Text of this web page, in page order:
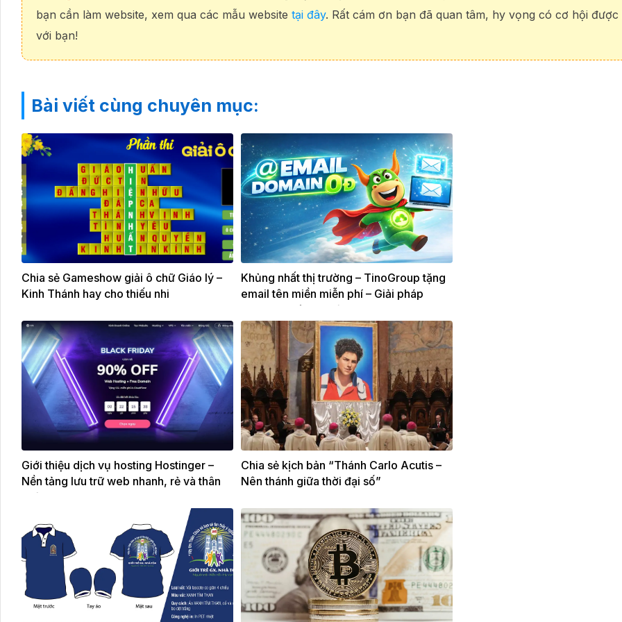
bạn cần làm website, xem qua các mẫu website tại đây. Rất cám ơn bạn đã quan tâm, hy vọng có cơ hội được
với bạn!
Bài viết cùng chuyên mục:
Chia sẻ Gameshow giải ô chữ Giáo lý –
Kinh Thánh hay cho thiếu nhi
Khủng nhất thị trường – TinoGroup tặng
email tên miền miễn phí – Giải pháp
email chuyên nghiệp cho website
Giới thiệu dịch vụ hosting Hostinger –
Nền tảng lưu trữ web nhanh, rẻ và thân
thiện cho mọi website
Chia sẻ kịch bản “Thánh Carlo Acutis –
Nên thánh giữa thời đại số”